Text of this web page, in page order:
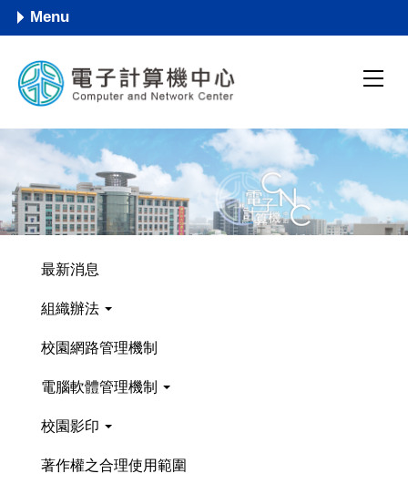
跳
到
要
內
Menu
最新消息
組織辦法
校園網路管理機制
電腦軟體管理機制
校園影印
著作權之合理使用範圍